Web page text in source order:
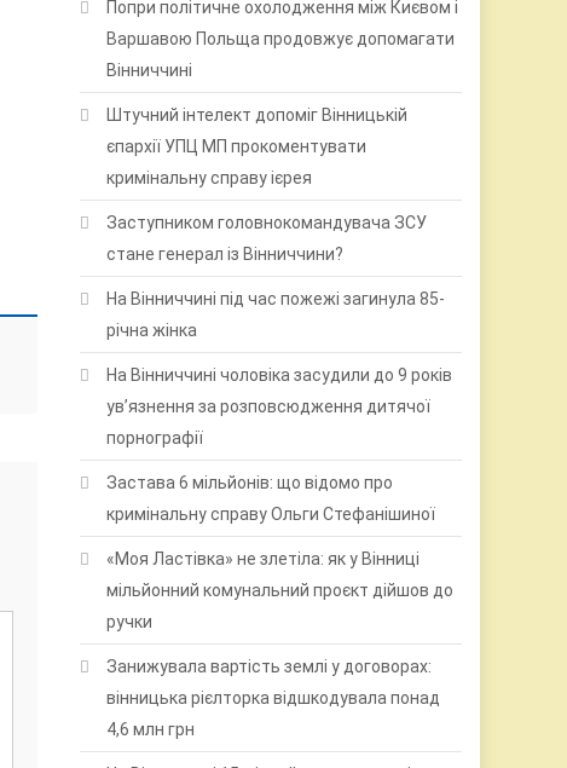
Попри політичне охолодження між Києвом і
Варшавою Польща продовжує допомагати
Вінниччині
Штучний інтелект допоміг Вінницькій
єпархії УПЦ МП прокоментувати
кримінальну справу ієрея
Заступником головнокомандувача ЗСУ
стане генерал із Вінниччини?
На Вінниччині під час пожежі загинула 85-
річна жінка
На Вінниччині чоловіка засудили до 9 років
ув’язнення за розповсюдження дитячої
порнографії
Застава 6 мільйонів: що відомо про
кримінальну справу Ольги Стефанішиної
«Моя Ластівка» не злетіла: як у Вінниці
мільйонний комунальний проєкт дійшов до
ручки
Занижувала вартість землі у договорах:
вінницька рієлторка відшкодувала понад
4,6 млн грн